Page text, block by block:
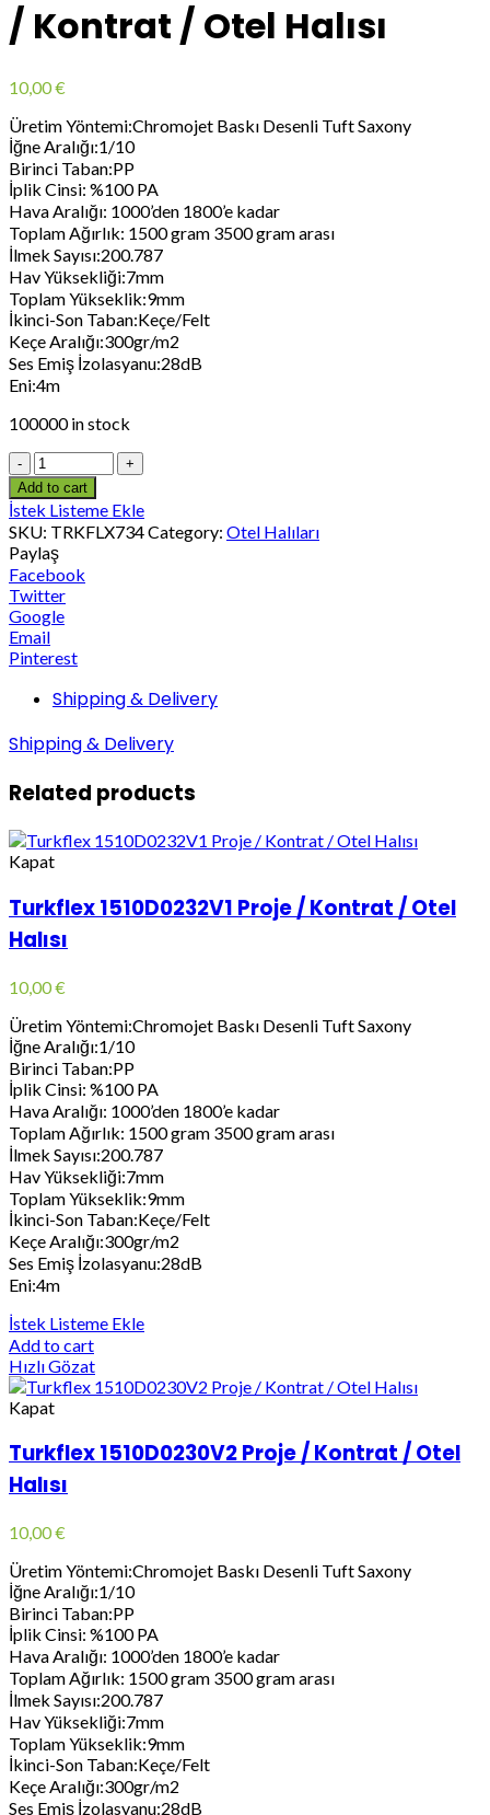
/ Kontrat / Otel Halısı
10,00€
Üretim Yöntemi:Chromojet Baskı Desenli Tuft Saxony
İğne Aralığı:1/10
Birinci Taban:PP
İplik Cinsi: %100 PA
Hava Aralığı: 1000’den 1800’e kadar
Toplam Ağırlık: 1500 gram 3500 gram arası
İlmek Sayısı:200.787
Hav Yüksekliği:7mm
Toplam Yükseklik:9mm
İkinci-Son Taban:Keçe/Felt
Keçe Aralığı:300gr/m2
Ses Emiş İzolasyanu:28dB
Eni:4m
100000 in stock
Add to cart
İstek Listeme Ekle
SKU: TRKFLX734Category: Otel Halıları
Paylaş
Facebook
Twitter
Google
Email
Pinterest
Shipping & Delivery
Shipping & Delivery
Related products
Kapat
Turkflex 1510D0232V1 Proje / Kontrat / Otel
Halısı
10,00€
Üretim Yöntemi:Chromojet Baskı Desenli Tuft Saxony
İğne Aralığı:1/10
Birinci Taban:PP
İplik Cinsi: %100 PA
Hava Aralığı: 1000’den 1800’e kadar
Toplam Ağırlık: 1500 gram 3500 gram arası
İlmek Sayısı:200.787
Hav Yüksekliği:7mm
Toplam Yükseklik:9mm
İkinci-Son Taban:Keçe/Felt
Keçe Aralığı:300gr/m2
Ses Emiş İzolasyanu:28dB
Eni:4m
İstek Listeme Ekle
Add to cart
Hızlı Gözat
Kapat
Turkflex 1510D0230V2 Proje / Kontrat / Otel
Halısı
10,00€
Üretim Yöntemi:Chromojet Baskı Desenli Tuft Saxony
İğne Aralığı:1/10
Birinci Taban:PP
İplik Cinsi: %100 PA
Hava Aralığı: 1000’den 1800’e kadar
Toplam Ağırlık: 1500 gram 3500 gram arası
İlmek Sayısı:200.787
Hav Yüksekliği:7mm
Toplam Yükseklik:9mm
İkinci-Son Taban:Keçe/Felt
Keçe Aralığı:300gr/m2
Ses Emiş İzolasyanu:28dB